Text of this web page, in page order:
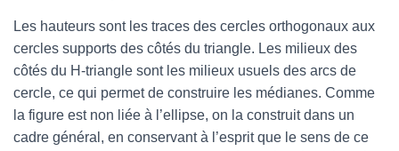
Les hauteurs sont les traces des cercles orthogonaux aux
cercles supports des côtés du triangle. Les milieux des
côtés du H-triangle sont les milieux usuels des arcs de
cercle, ce qui permet de construire les médianes. Comme
la figure est non liée à l’ellipse, on la construit dans un
cadre général, en conservant à l’esprit que le sens de ce